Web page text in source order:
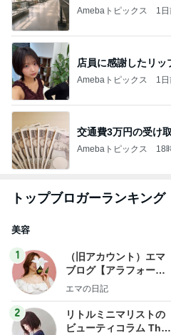
Amebaトピックス 1
店員に感謝したリッ
Amebaトピックス 1
交通費3万円の受け
Amebaトピックス 18
トップブロガーランキング
美容
1
（旧アカウント）エマ
ブログ【アラフォー会
社売却セカンドライ
エマの日記
2
リトルミニマリストの
ビューティコラム The